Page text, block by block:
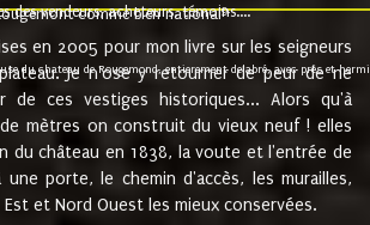
des vendeurs, acheteurs, témoins....
comme bien national9.
du chateau de Rougemond, entierement delabré, avec près et
en 2005 pour mon livre sur les seigneurs
Je n'ose y retourner de peur de ne
de ces vestiges historiques... Alors qu'à
mètres on construit du vieux neuf ! elles
du château en 1838, la voute et l'entrée de
une porte, le chemin d'accès, les murailles,
et Nord Ouest les mieux conservées.